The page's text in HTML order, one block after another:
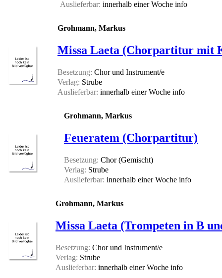
Auslieferbar: innerhalb einer Woche info
Grohmann, Markus
Missa Laeta (Chorpartitur mit
Besetzung: Chor und Instrument/e
Verlag: Strube
Auslieferbar: innerhalb einer Woche info
Grohmann, Markus
Feueratem (Chorpartitur)
Besetzung: Chor (Gemischt)
Verlag: Strube
Auslieferbar: innerhalb einer Woche info
Grohmann, Markus
Missa Laeta (Trompeten in B
Besetzung: Chor und Instrument/e
Verlag: Strube
Auslieferbar: innerhalb einer Woche info